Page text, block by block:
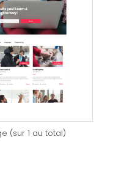
(sur 1 au total)